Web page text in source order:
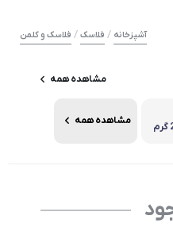
آشپزخانه / فلاسک / فلاسک و کلمن
مشاهده همه
مشاهده همه